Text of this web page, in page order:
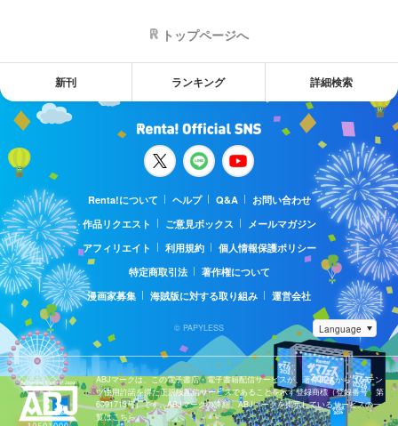
トップページへ
新刊 ランキング 詳細検索
Renta!について ヘルプ Q&A
お問い合わせ
作品リクエスト
ご意見ボックス
メールマガジン
アフィリエイト
利用規約
個人情報保護ポリシー
特定商取引法
著作権について
漫画家募集
海賊版に対する取り組み 運営会社
© PAPYLESS
ABJマークは、この電子書店・電子書籍配信サービスが、著作権者からコンテン
ツ使用許諾を得た正規版配信サービスであることを示す登録商標（登録番号 第
6091713号）です。ABJマークの詳細、ABJマークを掲示しているサービスの一
覧はこちら。